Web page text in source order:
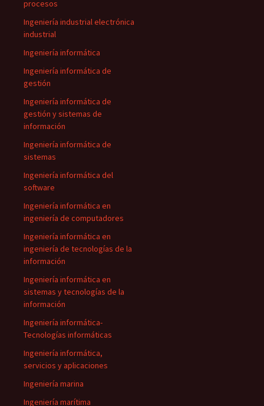
procesos
Ingeniería industrial electrónica
industrial
Ingeniería informática
Ingeniería informática de
gestión
Ingeniería informática de
gestión y sistemas de
información
Ingeniería informática de
sistemas
Ingeniería informática del
software
Ingeniería informática en
ingeniería de computadores
Ingeniería informática en
ingeniería de tecnologías de la
información
Ingeniería informática en
sistemas y tecnologías de la
información
Ingeniería informática-
Tecnologías informáticas
Ingeniería informática,
servicios y aplicaciones
Ingeniería marina
Ingeniería marítima